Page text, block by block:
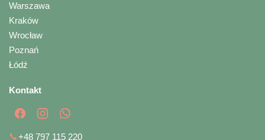
Warszawa
Kraków
Wrocław
Poznań
Łódź
Kontakt
📞+48 797 115 220